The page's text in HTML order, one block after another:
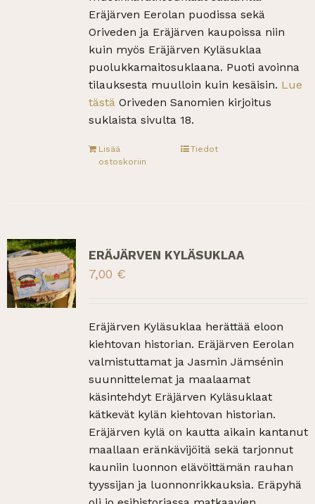
Eräjärven Eerolan puodissa sekä
Oriveden ja Eräjärven kaupoissa niin
kuin myös Eräjärven Kyläsuklaa
puolukkamaitosuklaana. Puoti avoinna
tilauksesta muulloin kuin kesäisin. Lue
tästäOriveden Sanomien kirjoitus
suklaista sivulta 18.
Lisää
ostoskoriin
Tiedot
ERÄJÄRVEN KYLÄSUKLAA
7,00 €
Eräjärven Kyläsuklaa herättää eloon
kiehtovan historian. Eräjärven Eerolan
valmistuttamat ja Jasmin Jämsénin
suunnittelemat ja maalaamat
käsintehdyt Eräjärven Kyläsuklaat
kätkevät kylän kiehtovan historian.
Eräjärven kylä on kautta aikain kantanut
maallaan eränkävijöitä sekä tarjonnut
kauniin luonnon elävöittämän rauhan
tyyssijan ja luonnonrikkauksia. Eräpyhä